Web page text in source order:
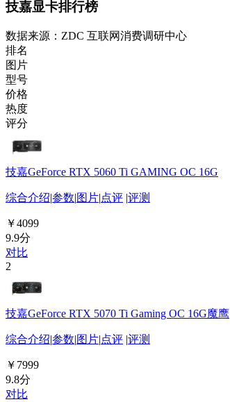
技嘉显卡排行榜
数据来源：ZDC 互联网消费调研中心
排名
图片
型号
价格
热度
评分
技嘉GeForce RTX 5060 Ti GAMING OC 16G
综合介绍|参数|图片|点评 |评测
￥4099
9.9分
对比
2
技嘉GeForce RTX 5070 Ti Gaming OC 16G魔鹰
综合介绍|参数|图片|点评 |评测
￥7999
9.8分
对比